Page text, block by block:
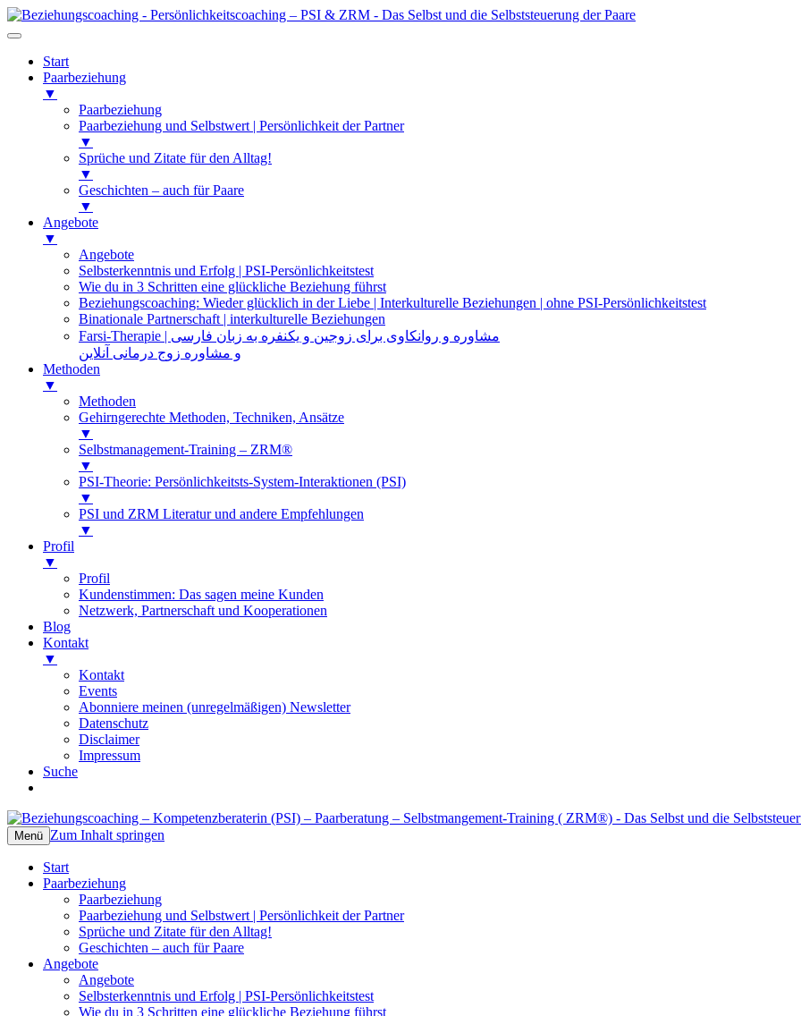
Start
Paarbeziehung
▼
Paarbeziehung
Paarbeziehung und Selbstwert | Persönlichkeit der Partner
▼
Sprüche und Zitate für den Alltag!
▼
Geschichten – auch für Paare
▼
Angebote
▼
Angebote
Selbsterkenntnis und Erfolg | PSI-Persönlichkeitstest
Wie du in 3 Schritten eine glückliche Beziehung führst
Beziehungscoaching: Wieder glücklich in der Liebe | Interkulturelle Beziehungen | ohne PSI-Persönlichkeitstest
Binationale Partnerschaft | interkulturelle Beziehungen
Farsi-Therapie | مشاوره و روانکاوی برای زوجین و یکنفره به زبان فارسی
و مشاوره زوج درمانی آنلاین
Methoden
▼
Methoden
Gehirngerechte Methoden, Techniken, Ansätze
▼
Selbstmanagement-Training – ZRM®
▼
PSI-Theorie: Persönlichkeitsts-System-Interaktionen (PSI)
▼
PSI und ZRM Literatur und andere Empfehlungen
▼
Profil
▼
Profil
Kundenstimmen: Das sagen meine Kunden
Netzwerk, Partnerschaft und Kooperationen
Blog
Kontakt
▼
Kontakt
Events
Abonniere meinen (unregelmäßigen) Newsletter
Datenschutz
Disclaimer
Impressum
Suche
Beziehungscoaching – Kompetenzberaterin (PSI) – Paarberatung –
Das Selbst und die Selbststeuerung der Paare
Menü Zum Inhalt springen
Start
Paarbeziehung
Paarbeziehung
Paarbeziehung und Selbstwert | Persönlichkeit der Partner
Sprüche und Zitate für den Alltag!
Geschichten – auch für Paare
Angebote
Angebote
Selbsterkenntnis und Erfolg | PSI-Persönlichkeitstest
Wie du in 3 Schritten eine glückliche Beziehung führst